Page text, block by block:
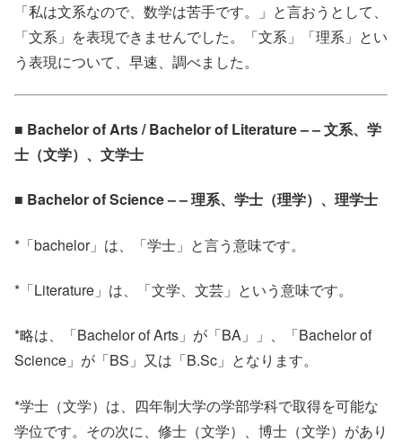
「私は文系なので、数学は苦手です。」と言おうとして、
「文系」を表現できませんでした。「文系」「理系」とい
う表現について、早速、調べました。
■ Bachelor of Arts / Bachelor of Literature – – 文系、学
士（文学）、文学士
■ Bachelor of Science – – 理系、学士（理学）、理学士
*「bachelor」は、「学士」と言う意味です。
*「Literature」は、「文学、文芸」という意味です。
*略は、「Bachelor of Arts」が「BA」」、「Bachelor of
Science」が「BS」又は「B.Sc」となります。
*学士（文学）は、四年制大学の学部学科で取得を可能な
学位です。その次に、修士（文学）、博士（文学）があり